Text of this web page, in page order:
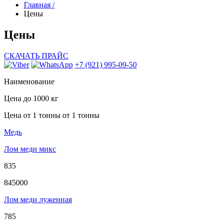
Главная /
Цены
Цены
СКАЧАТЬ ПРАЙС
+7 (921) 995-09-50
Наименование
Цена до 1000 кг
Цена от 1 тонны от 1 тонны
Медь
Лом меди микс
835
845000
Лом меди луженная
785